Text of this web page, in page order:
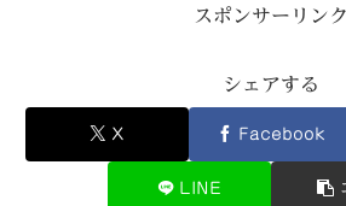
スポンサーリンク
シェアする
X Facebook
LINE